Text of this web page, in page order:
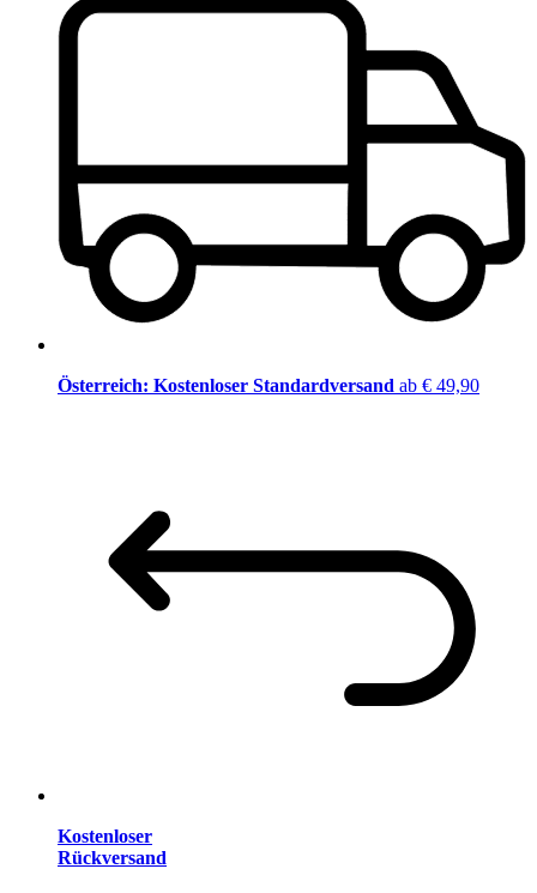
Österreich: Kostenloser Standardversand ab € 49,90
Kostenloser
Rückversand